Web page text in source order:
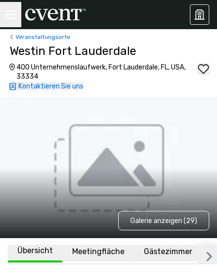
Veranstaltungsorte
Westin Fort Lauderdale
400 Unternehmenslaufwerk, Fort Lauderdale, FL, USA,
33334
Kontaktieren Sie uns
Galerie anzeigen (29)
Übersicht Meetingfläche Gästezimmer